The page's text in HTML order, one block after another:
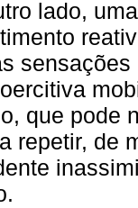
lado,
que pode
repetir, de